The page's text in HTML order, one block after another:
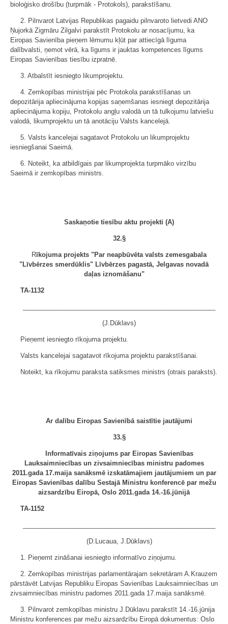
bioloģisko drošību (turpmāk - Protokols), parakstīšanu.
2. Pilnvarot Latvijas Republikas pagaidu pilnvaroto lietvedi ANO
Ņujorkā Zigmāru Zilgalvi parakstīt Protokolu ar nosacījumu, ka
Eiropas Savienība pieņem lēmumu kļūt par attiecīgā līguma
dalībvalsti, ņemot vērā, ka līgums ir jauktas kompetences līgums
Eiropas Savienības tiesību izpratnē.
3. Atbalstīt iesniegto likumprojektu.
4. Zemkopības ministrijai pēc Protokola parakstīšanas un
depozitārija apliecinājuma kopijas saņemšanas iesniegt depozitārija
apliecinājuma kopiju, Protokolu angļu valodā un tā tulkojumu latviešu
valodā, likumprojektu un tā anotāciju Valsts kancelejā.
5. Valsts kancelejai sagatavot Protokolu un likumprojektu
iesniegšanai Saeimā.
6. Noteikt, ka atbildīgais par likumprojekta turpmāko virzību
Saeimā ir zemkopības ministrs.
Saskaņotie tiesību aktu projekti (A)
32.§
Rīkojuma projekts "Par neapbūvēta valsts zemesgabala
"Līvbērzes smerdūklis" Līvbērzes pagastā, Jelgavas novadā
daļas iznomāšanu"
TA-1132
(J.Dūklavs)
Pieņemt iesniegto rīkojuma projektu.
Valsts kancelejai sagatavot rīkojuma projektu parakstīšanai.
Noteikt, ka rīkojumu paraksta satiksmes ministrs (otrais paraksts).
Ar dalību Eiropas Savienībā saistītie jautājumi
33.§
Informatīvais ziņojums par Eiropas Savienības
Lauksaimniecības un zivsaimniecības ministru padomes
2011.gada 17.maija sanāksmē izskatāmajiem jautājumiem un par
Eiropas Savienības dalību Sestajā Ministru konferencē par mežu
aizsardzību Eiropā, Oslo 2011.gada 14.-16.jūnijā
TA-1152
(D.Lucaua, J.Dūklavs)
1. Pieņemt zināšanai iesniegto informatīvo ziņojumu.
2. Zemkopības ministrijas parlamentārajam sekretāram A.Krauzem
pārstāvēt Latvijas Republiku Eiropas Savienības Lauksaimniecības un
zivsaimniecības ministru padomes 2011.gada 17.maija sanāksmē.
3. Pilnvarot zemkopības ministru J.Dūklavu parakstīt 14.-16.jūnija
Ministru konferences par mežu aizsardzību Eiropā dokumentus: Oslo